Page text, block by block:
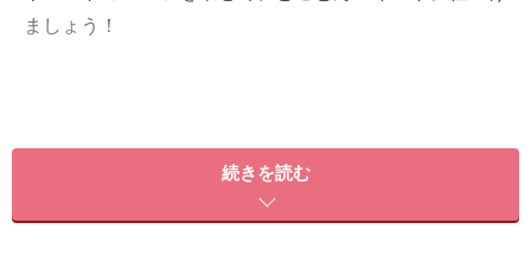
ましょう！
続きを読む